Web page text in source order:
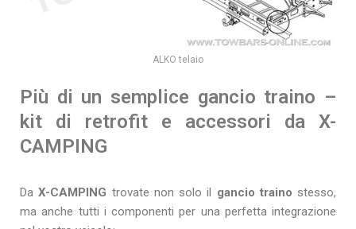
ALKO telaio
Più di un semplice gancio traino –
kit di retrofit e accessori da X-
CAMPING
DaX-CAMPING trovate non solo il gancio traino stesso,
ma anche tutti i componenti per una perfetta integrazione